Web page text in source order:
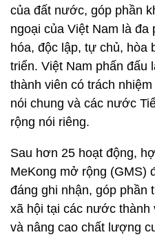
của đất nước, góp phần
ngoại của Việt Nam là
hóa, độc lập, tự chủ, hòa
triển. Việt Nam phấn đấu
thành viên có trách
nói chung và các nước
rộng nói riêng.
Sau hơn 25 hoạt động,
MeKong mở rộng (GMS)
đáng ghi nhận, góp phần
xã hội tại các nước thành
và nâng cao chất lượng